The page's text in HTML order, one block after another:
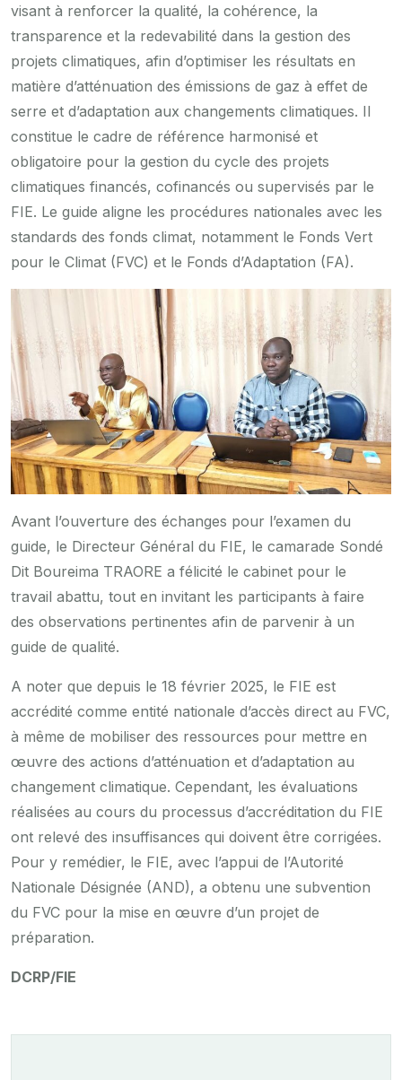
visant à renforcer la qualité, la cohérence, la
transparence et la redevabilité dans la gestion des
projets climatiques, afin d’optimiser les résultats en
matière d’atténuation des émissions de gaz à effet de
serre et d’adaptation aux changements climatiques. Il
constitue le cadre de référence harmonisé et
obligatoire pour la gestion du cycle des projets
climatiques financés, cofinancés ou supervisés par le
FIE. Le guide aligne les procédures nationales avec les
standards des fonds climat, notamment le Fonds Vert
pour le Climat (FVC) et le Fonds d’Adaptation (FA).
Avant l’ouverture des échanges pour l’examen du
guide, le Directeur Général du FIE, le camarade Sondé
Dit Boureima TRAORE a félicité le cabinet pour le
travail abattu, tout en invitant les participants à faire
des observations pertinentes afin de parvenir à un
guide de qualité.
A noter que depuis le 18 février 2025, le FIE est
accrédité comme entité nationale d’accès direct au FVC,
à même de mobiliser des ressources pour mettre en
œuvre des actions d’atténuation et d’adaptation au
changement climatique. Cependant, les évaluations
réalisées au cours du processus d’accréditation du FIE
ont relevé des insuffisances qui doivent être corrigées.
Pour y remédier, le FIE, avec l’appui de l’Autorité
Nationale Désignée (AND), a obtenu une subvention
du FVC pour la mise en œuvre d’un projet de
préparation.
DCRP/FIE